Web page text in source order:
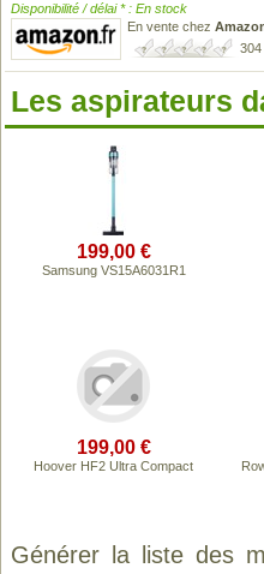
Disponibilité / délai * : En stock
En vente chez
Les aspirateurs
199,00 €
Samsung VS15A6031R1
199,00 €
Hoover HF2 Ultra Compact
Générer la liste des